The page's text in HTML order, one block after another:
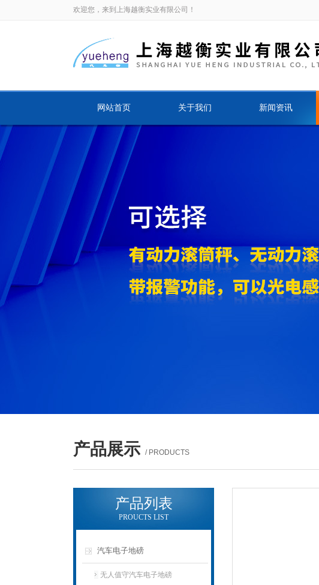
欢迎您，来到上海越衡实业有限公司！
网站首页 关于我们 新闻资讯
产品展示 / PRODUCTS
产品列表
PROUCTS LIST
汽车电子地磅
无人值守汽车电子地磅